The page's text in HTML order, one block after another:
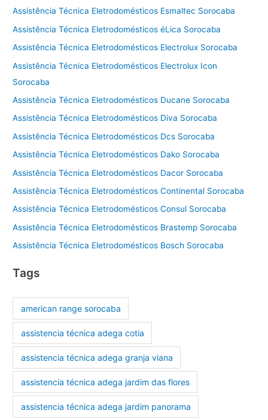
Assistência Técnica Eletrodomésticos Esmaltec Sorocaba
Assistência Técnica Eletrodomésticos éLica Sorocaba
Assistência Técnica Eletrodomésticos Electrolux Sorocaba
Assistência Técnica Eletrodomésticos Electrolux Icon
Sorocaba
Assistência Técnica Eletrodomésticos Ducane Sorocaba
Assistência Técnica Eletrodomésticos Diva Sorocaba
Assistência Técnica Eletrodomésticos Dcs Sorocaba
Assistência Técnica Eletrodomésticos Dako Sorocaba
Assistência Técnica Eletrodomésticos Dacor Sorocaba
Assistência Técnica Eletrodomésticos Continental Sorocaba
Assistência Técnica Eletrodomésticos Consul Sorocaba
Assistência Técnica Eletrodomésticos Brastemp Sorocaba
Assistência Técnica Eletrodomésticos Bosch Sorocaba
Tags
american range sorocaba
assistencia técnica adega cotia
assistencia técnica adega granja viana
assistencia técnica adega jardim das flores
assistencia técnica adega jardim panorama